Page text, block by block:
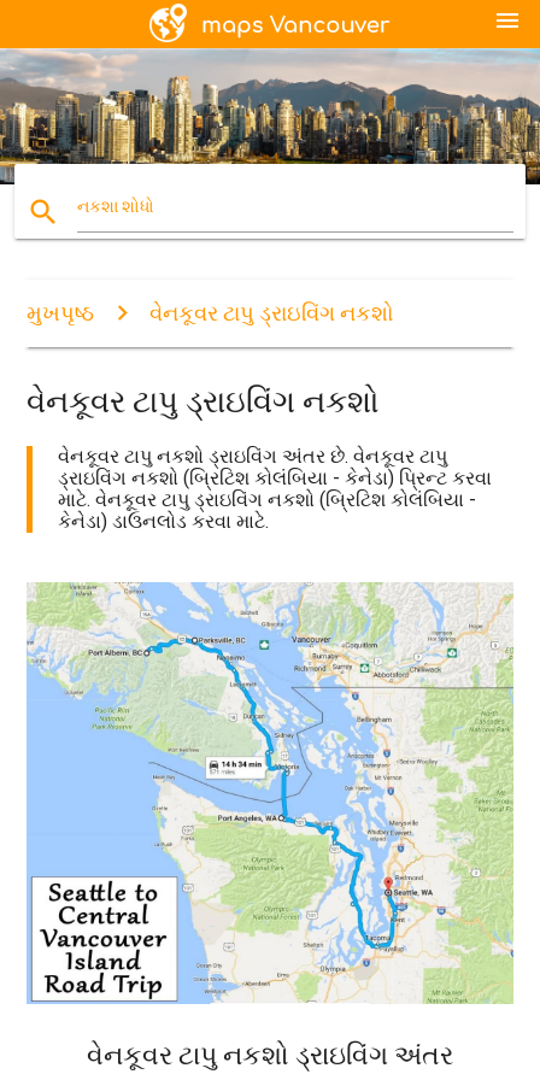
menu
search નકશા શોધો
મુખપૃષ્ઠ વેનકૂવર ટાપુ ડ્રાઇવિંગ નકશો
વેનકૂવર ટાપુ ડ્રાઇવિંગ નકશો
વેનકૂવર ટાપુ નકશો ડ્રાઇવિંગ અંતર છે. વેનકૂવર ટાપુ
ડ્રાઇવિંગ નકશો (બ્રિટિશ કોલંબિયા - કેનેડા) પ્રિન્ટ કરવા
માટે. વેનકૂવર ટાપુ ડ્રાઇવિંગ નકશો (બ્રિટિશ કોલંબિયા -
કેનેડા) ડાઉનલોડ કરવા માટે.
વેનકૂવર ટાપુ નકશો ડ્રાઇવિંગ અંતર